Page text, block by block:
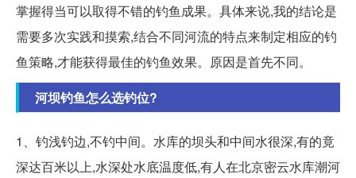
掌握得当可以取得不错的钓鱼成果。具体来说,我的结论是
需要多次实践和摸索,结合不同河流的特点来制定相应的钓
鱼策略,才能获得最佳的钓鱼效果。原因是首先不同。
河坝钓鱼怎么选钓位?
1、钓浅钓边,不钓中间。水库的坝头和中间水很深,有的竟
深达百米以上,水深处水底温度低,有人在北京密云水库潮河